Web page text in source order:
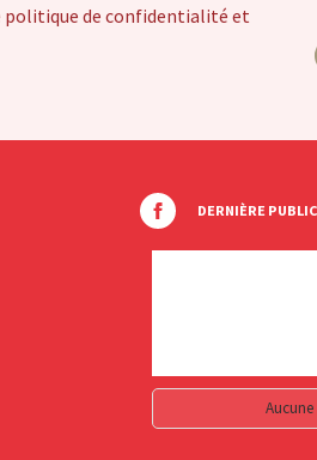
de confidentialité et
DERNIÈRE